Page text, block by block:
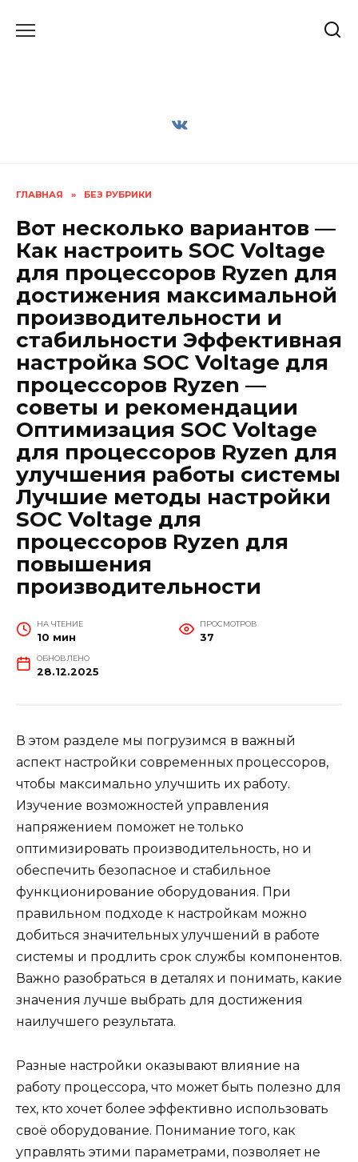
ГЛАВНАЯ » БЕЗ РУБРИКИ
Вот несколько вариантов —
Как настроить SOC Voltage
для процессоров Ryzen для
достижения максимальной
производительности и
стабильности Эффективная
настройка SOC Voltage для
процессоров Ryzen —
советы и рекомендации
Оптимизация SOC Voltage
для процессоров Ryzen для
улучшения работы системы
Лучшие методы настройки
SOC Voltage для
процессоров Ryzen для
повышения
производительности
НА ЧТЕНИЕ
10 мин
ПРОСМОТРОВ
37
ОБНОВЛЕНО
28.12.2025
В этом разделе мы погрузимся в важный
аспект настройки современных процессоров,
чтобы максимально улучшить их работу.
Изучение возможностей управления
напряжением поможет не только
оптимизировать производительность, но и
обеспечить безопасное и стабильное
функционирование оборудования. При
правильном подходе к настройкам можно
добиться значительных улучшений в работе
системы и продлить срок службы компонентов.
Важно разобраться в деталях и понимать, какие
значения лучше выбрать для достижения
наилучшего результата.
Разные настройки оказывают влияние на
работу процессора, что может быть полезно для
тех, кто хочет более эффективно использовать
своё оборудование. Понимание того, как
управлять этими параметрами, позволяет не